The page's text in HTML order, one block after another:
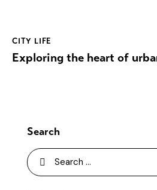
CITY LIFE
Exploring the heart of
Search